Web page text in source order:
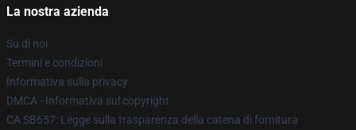
La nostra azienda
Su di noi
Termini e condizioni
Informativa sulla privacy
DMCA - Informativa sul copyright
CA SB657: Legge sulla trasparenza della catena di fornitura